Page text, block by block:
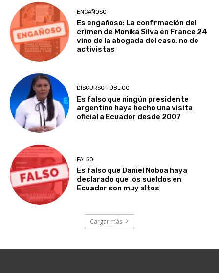
ENGAÑOSO
Es engañoso: La confirmación del
crimen de Monika Silva en France 24
vino de la abogada del caso, no de
activistas
DISCURSO PÚBLICO
Es falso que ningún presidente
argentino haya hecho una visita
oficial a Ecuador desde 2007
FALSO
Es falso que Daniel Noboa haya
declarado que los sueldos en
Ecuador son muy altos
Cargar más